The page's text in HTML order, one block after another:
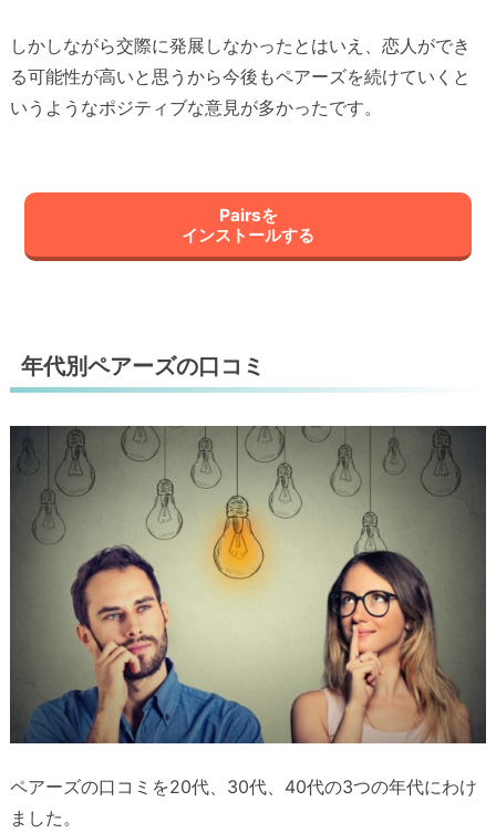
しかしながら交際に発展しなかったとはいえ、恋人ができ
る可能性が高いと思うから今後もペアーズを続けていくと
いうようなポジティブな意見が多かったです。
Pairsを
インストールする
年代別ペアーズの口コミ
ペアーズの口コミを20代、30代、40代の3つの年代にわけ
ました。